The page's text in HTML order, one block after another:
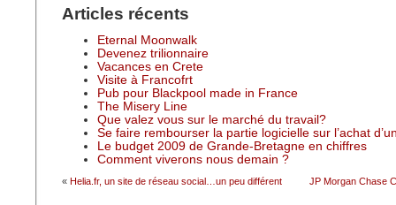
Articles récents
Eternal Moonwalk
Devenez trilionnaire
Vacances en Crete
Visite à Francofrt
Pub pour Blackpool made in France
The Misery Line
Que valez vous sur le marché du travail?
Se faire rembourser la partie logicielle sur l’achat
Le budget 2009 de Grande-Bretagne en chiffres
Comment viverons nous demain ?
« Helia.fr, un site de réseau social…un peu différent JP Morgan Chase